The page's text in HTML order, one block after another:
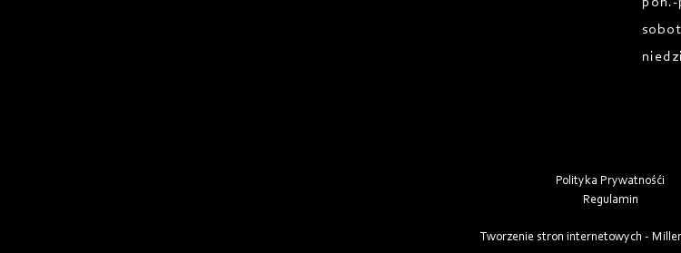
Polityka Prywatnośći
Regulamin
Tworzenie stron internetowych -